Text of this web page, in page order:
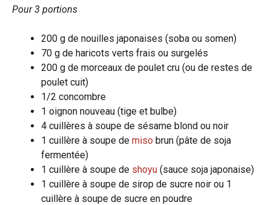
Pour 3 portions
200 g de nouilles japonaises (soba ou somen)
70 g de haricots verts frais ou surgelés
200 g de morceaux de poulet cru (ou de restes de
poulet cuit)
1/2 concombre
1 oignon nouveau (tige et bulbe)
4 cuillères à soupe de sésame blond ou noir
1 cuillère à soupe de miso brun (pâte de soja
fermentée)
1 cuillère à soupe de shoyu (sauce soja japonaise)
1 cuillère à soupe de sirop de sucre noir ou 1
cuillère à soupe de sucre en poudre